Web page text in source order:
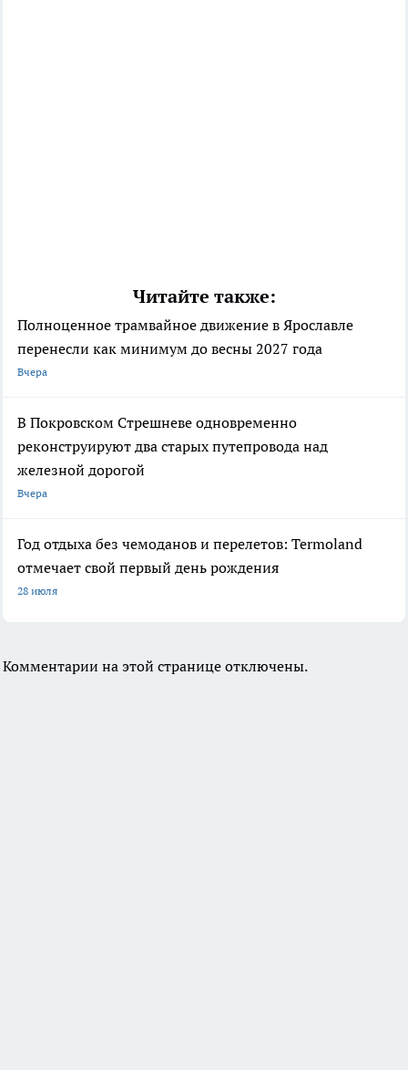
Читайте также:
Полноценное трамвайное движение в Ярославле
перенесли как минимум до весны 2027 года
Вчера
В Покровском Стрешневе одновременно
реконструируют два старых путепровода над
железной дорогой
Вчера
Год отдыха без чемоданов и перелетов: Termoland
отмечает свой первый день рождения
28 июля
Комментарии на этой странице отключены.